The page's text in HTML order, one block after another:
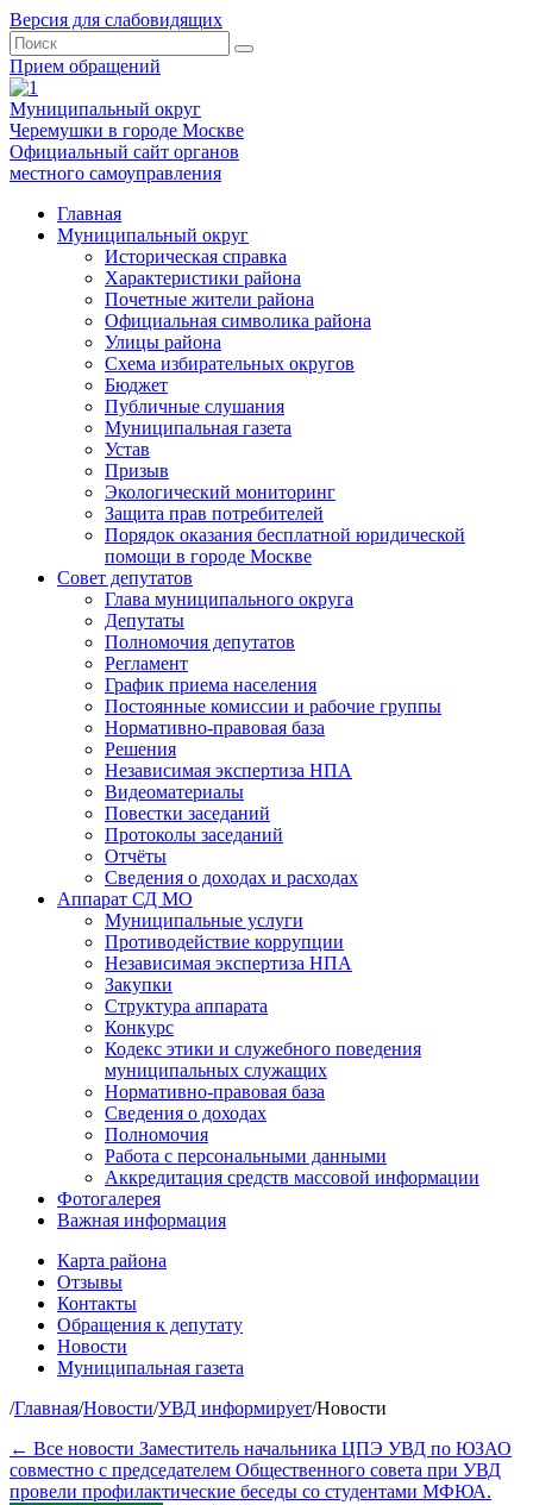
Версия для слабовидящих
Прием обращений
Муниципальный округ
Черемушки в городе Москве
Официальный сайт органов
местного самоуправления
Главная
Муниципальный округ
Историческая справка
Характеристики района
Почетные жители района
Официальная символика района
Улицы района
Схема избирательных округов
Бюджет
Публичные слушания
Муниципальная газета
Устав
Призыв
Экологический мониторинг
Защита прав потребителей
Порядок оказания бесплатной юридической
помощи в городе Москве
Совет депутатов
Глава муниципального округа
Депутаты
Полномочия депутатов
Регламент
График приема населения
Постоянные комиссии и рабочие группы
Нормативно-правовая база
Решения
Независимая экспертиза НПА
Видеоматериалы
Повестки заседаний
Протоколы заседаний
Отчёты
Сведения о доходах и расходах
Аппарат СД МО
Муниципальные услуги
Противодействие коррупции
Независимая экспертиза НПА
Закупки
Структура аппарата
Конкурс
Кодекс этики и служебного поведения
муниципальных служащих
Нормативно-правовая база
Сведения о доходах
Полномочия
Работа с персональными данными
Аккредитация средств массовой информации
Фотогалерея
Важная информация
Карта района
Отзывы
Контакты
Обращения к депутату
Новости
Муниципальная газета
/Главная/Новости/УВД информирует/Новости
← Все новости Заместитель начальника ЦПЭ УВД по ЮЗАО
совместно с председателем Общественного совета при УВД
провели профилактические беседы со студентами МФЮА.